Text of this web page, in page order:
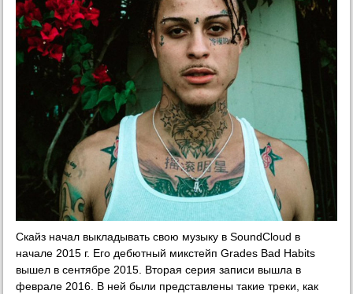
Скайз начал выкладывать свою музыку в SoundCloud в
начале 2015 г. Его дебютный микстейп Grades Bad Habits
вышел в сентябре 2015. Вторая серия записи вышла в
феврале 2016. В ней были представлены такие треки, как